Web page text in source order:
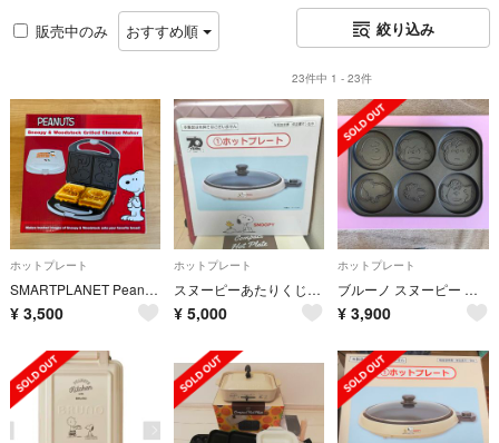
販売中のみ おすすめ順 絞り込み
23件中 1 - 23件
ホットプレート
SMARTPLANET Peanuts スヌーピー＆ウッドストックグリルドチーズ
¥ 3,500
ホットプレート
スヌーピーあたりくじの①ホットプレート未使用品
¥ 5,000
ホットプレート
ブルーノ スヌーピー パンケーキ プレート★コンパクト ホットプレート用
¥ 3,900